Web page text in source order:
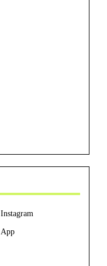
Instagram
App